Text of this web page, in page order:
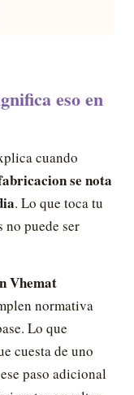
eso en
cuando
se nota
. Lo que toca tu
no puede ser
Vhemat
normativa
Lo que
cuesta de uno
paso adicional